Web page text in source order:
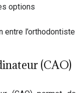
options
entre l’orthodontiste
(CAO)